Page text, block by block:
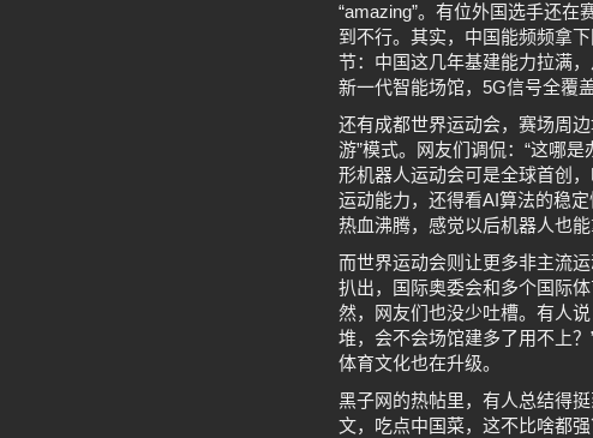
“amazing”。有位外国选手还
到不行。其实，中国能频频拿
节：中国这几年基建能力拉满
新一代智能场馆，5G信号全覆
还有成都世界运动会，赛场周
游”模式。网友们调侃：“这哪
形机器人运动会可是全球首创
运动能力，还得看AI算法的稳
热血沸腾，感觉以后机器人也
而世界运动会则让更多非主流
扒出，国际奥委会和多个国际
然，网友们也没少吐槽。有人
堆，会不会场馆建多了用不上
体育文化也在升级。
黑子网的热帖里，有人总结得
文，吃点中国菜，这不比啥都